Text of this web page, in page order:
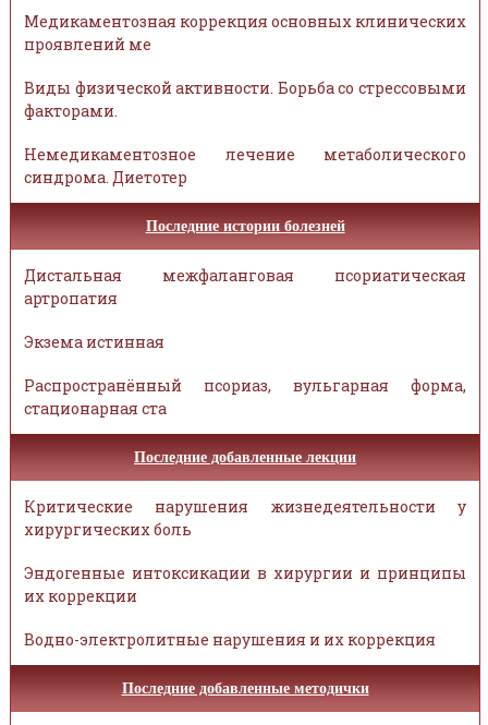
Медикаментозная коррекция основных клинических
проявлений ме
Виды физической активности. Борьба со стрессовыми
факторами.
Немедикаментозное лечение метаболического
синдрома. Диетотер
Последние истории болезней
Дистальная межфаланговая псориатическая
артропатия
Экзема истинная
Распространённый псориаз, вульгарная форма,
стационарная ста
Последние добавленные лекции
Критические нарушения жизнедеятельности у
хирургических боль
Эндогенные интоксикации в хирургии и принципы
их коррекции
Водно-электролитные нарушения и их коррекция
Последние добавленные методички